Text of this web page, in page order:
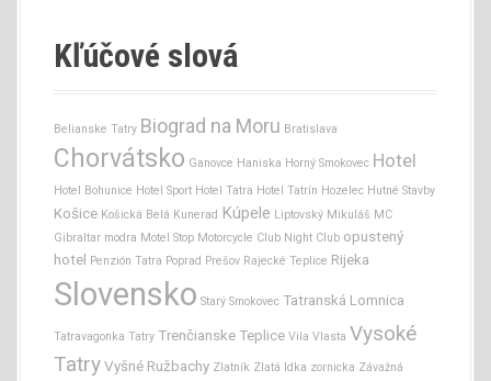
Kľúčové slová
Belianske Tatry Biograd na Moru Bratislava
Chorvátsko Ganovce Haniska Horný Smokovec Hotel
Hotel Bohunice Hotel Sport Hotel Tatra Hotel Tatrín Hozelec Hutné Stavby
Košice Košická Belá Kunerad Kúpele Liptovský Mikuláš MC
Gibraltar modra Motel Stop Motorcycle Club Night Club opustený
hotel
Penzión Tatra Poprad Prešov Rajecké Teplice Rijeka
Slovensko Starý Smokovec Tatranská Lomnica
Tatravagonka Tatry Trenčianske Teplice Vila Vlasta Vysoké
Tatry Vyšné Ružbachy Zlatník Zlatá Idka zornicka Závažná